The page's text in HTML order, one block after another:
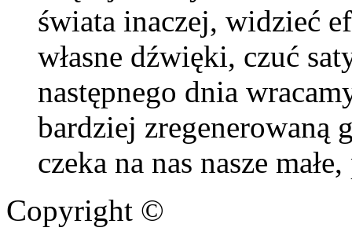
świata inaczej, widzieć
własne dźwięki, czuć
następnego dnia
bardziej zregenerowaną
czeka na nas nasze
Copyright ©